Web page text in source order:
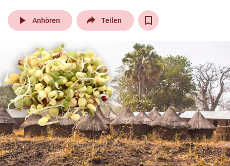
pin_drop
Wien arrow_right
search
Suchbegriff
eingeben
© Krone Multimedia GmbH & Co KG 2026
Muthgasse 2, 1190 Wien
play_arrow Anhören Teilen